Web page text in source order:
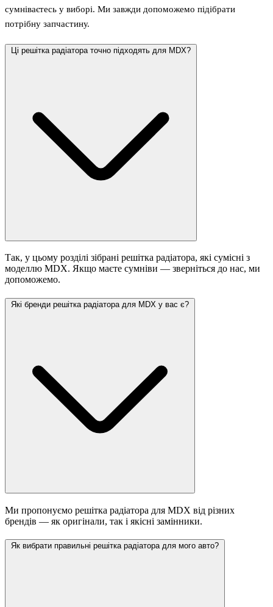
сумніваєтесь у виборі. Ми завжди допоможемо підібрати
потрібну запчастину.
Ці решітка радіатора точно підходять для MDX?
Так, у цьому розділі зібрані решітка радіатора, які сумісні з
моделлю MDX. Якщо маєте сумніви — зверніться до нас, ми
допоможемо.
Які бренди решітка радіатора для MDX у вас є?
Ми пропонуємо решітка радіатора для MDX від різних
брендів — як оригінали, так і якісні замінники.
Як вибрати правильні решітка радіатора для мого авто?